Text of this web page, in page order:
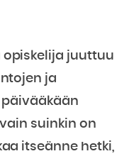
opiskelija juuttuu
ja
päivääkään
suinkin on
itseänne hetki,